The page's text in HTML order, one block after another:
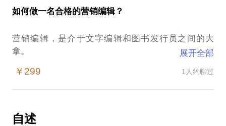
如何让市场和作者更好地结合，提升图书选题的合理
如何以渠道为中心，提升服务意识，更好地为读者和
作者服务
我在资深出版人。16年出版业实战经验，编书、写
书、发行书、宣传书一条龙贯穿下来。现为百年老店
我愿意与你分享的内容包括：
帮你找自己的长处；
作为一名编辑，需要具备的基本素养是什么；
提前发给我，方便我做更精确的准备，提升见面效
如何做一名合格的营销编辑？
营销编辑，是介于文字编辑和图书发行员之间的大
拿。
展开全部
￥299 1人约聊过
自述